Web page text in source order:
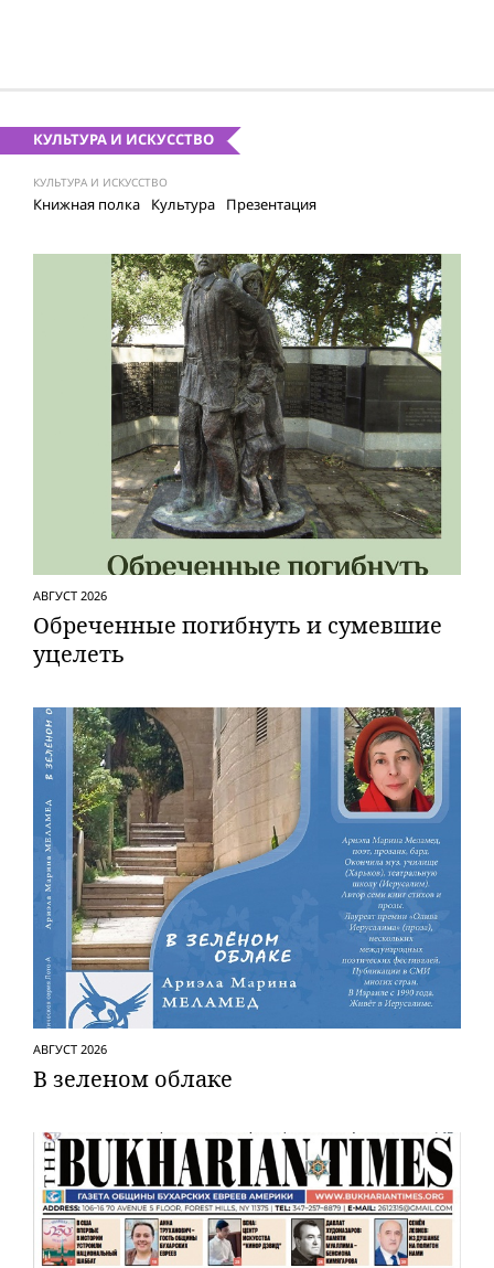
КУЛЬТУРА И ИСКУССТВО
КУЛЬТУРА И ИСКУССТВО
Книжная полка Культура Презентация
АВГУСТ 2026
Обреченные погибнуть и сумевшие
уцелеть
АВГУСТ 2026
В зеленом облаке